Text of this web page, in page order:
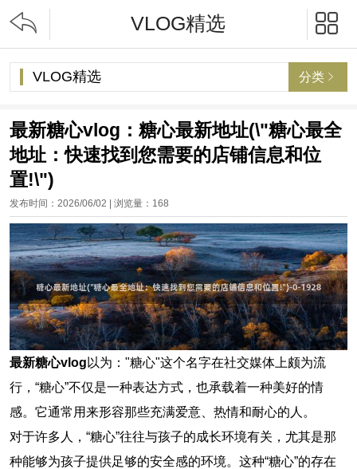
 VLOG精选 
VLOG精选 分类 
最新糖心vlog：糖心最新地址(\"糖心最全
地址：快速找到您需要的店铺信息和位
置!\")
发布时间：2026/06/02 | 浏览量： 168
最新糖心vlog 以为："糖心"这个名字在社交媒体上颇为流
行，“糖心”不仅是一种表达方式，也承载着一种美好的情
感。它通常用来形容那些充满爱意、热情和耐心的人。
对于许多人，“糖心”往往与孩子的成长环境有关，尤其是那
种能够为孩子提供足够的安全感的环境。这种“糖心”的存在